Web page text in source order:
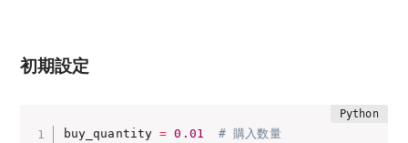
初期設定
buy_quantity = 0.01
# 購入数量